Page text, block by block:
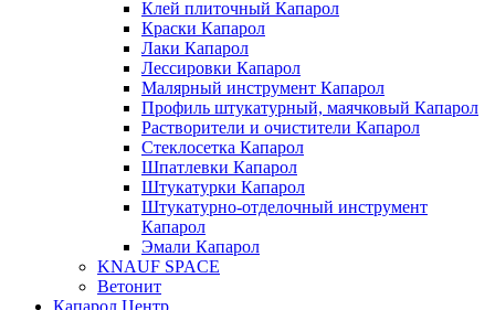
Клей плиточный Капарол
Краски Капарол
Лаки Капарол
Лессировки Капарол
Малярный инструмент Капарол
Профиль штукатурный, маячковый Капарол
Растворители и очистители Капарол
Cтеклосетка Капарол
Шпатлевки Капарол
Штукатурки Капарол
Штукатурно-отделочный инструмент
Капарол
Эмали Капарол
KNAUF SPACE
Ветонит
Капарол Центр